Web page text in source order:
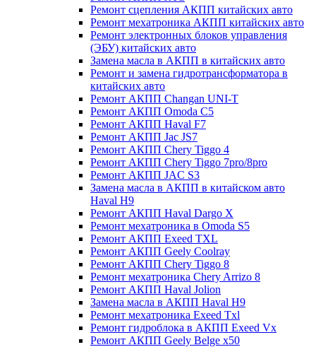
Ремонт сцепления АКПП китайских авто
Ремонт мехатроника АКПП китайских авто
Ремонт электронных блоков управления
(ЭБУ) китайских авто
Замена масла в АКПП в китайских авто
Ремонт и замена гидротрансформатора в
китайских авто
Ремонт АКПП Changan UNI-T
Ремонт АКПП Omoda C5
Ремонт АКПП Haval F7
Ремонт АКПП Jac JS7
Ремонт АКПП Chery Tiggo 4
Ремонт АКПП Chery Tiggo 7pro/8pro
Ремонт АКПП JAC S3
Замена масла в АКПП в китайском авто
Haval H9
Ремонт АКПП Haval Dargo X
Ремонт мехатроника в Omoda S5
Ремонт АКПП Exeed TXL
Ремонт АКПП Geely Coolray
Ремонт АКПП Chery Tiggo 8
Ремонт мехатроника Chery Arrizo 8
Ремонт АКПП Haval Jolion
Замена масла в АКПП Haval H9
Ремонт мехатроника Exeed Txl
Ремонт гидроблока в АКПП Exeed Vx
Ремонт АКПП Geely Belge x50